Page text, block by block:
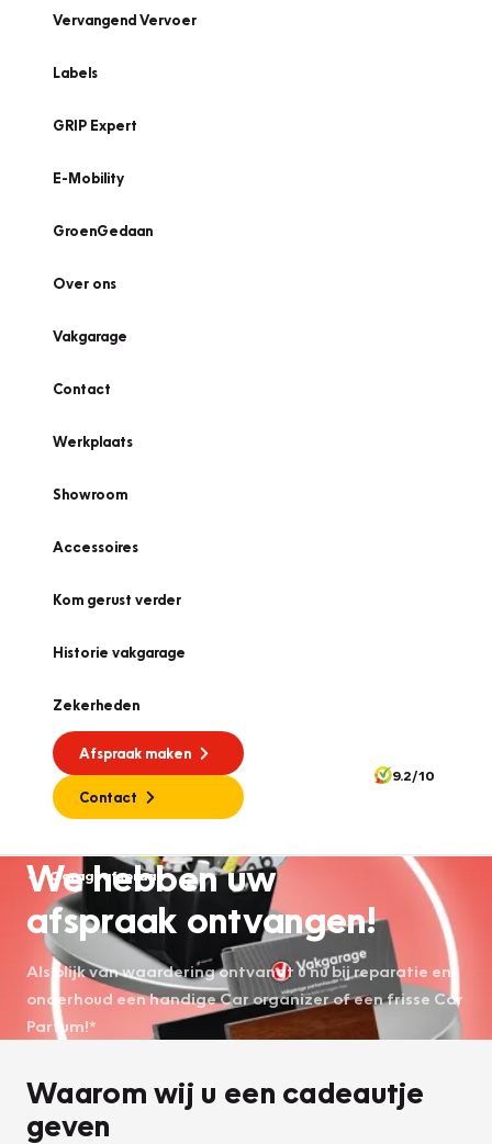
Vervangend Vervoer
Labels
GRIP Expert
E-Mobility
GroenGedaan
Over ons
Vakgarage
Contact
Werkplaats
Showroom
Accessoires
Kom gerust verder
Historie vakgarage
Zekerheden
Afspraak maken
Contact
9.2/10
Garageafspraak
We hebben uw
afspraak ontvangen!
Als blijk van waardering ontvangt u nu bij reparatie en
onderhoud een handige Car organizer of een frisse Car
Parfum!*
Waarom wij u een cadeautje
geven